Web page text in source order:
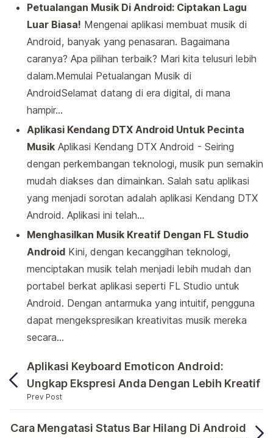
Petualangan Musik Di Android: Ciptakan Lagu
Luar Biasa! Mengenai aplikasi membuat musik di
Android, banyak yang penasaran. Bagaimana
caranya? Apa pilihan terbaik? Mari kita telusuri lebih
dalam.Memulai Petualangan Musik di
AndroidSelamat datang di era digital, di mana
hampir…
Aplikasi Kendang DTX Android Untuk Pecinta
Musik Aplikasi Kendang DTX Android - Seiring
dengan perkembangan teknologi, musik pun semakin
mudah diakses dan dimainkan. Salah satu aplikasi
yang menjadi sorotan adalah aplikasi Kendang DTX
Android. Aplikasi ini telah…
Menghasilkan Musik Kreatif Dengan FL Studio
Android Kini, dengan kecanggihan teknologi,
menciptakan musik telah menjadi lebih mudah dan
portabel berkat aplikasi seperti FL Studio untuk
Android. Dengan antarmuka yang intuitif, pengguna
dapat mengekspresikan kreativitas musik mereka
secara…
Aplikasi Keyboard Emoticon Android:
Ungkap Ekspresi Anda Dengan Lebih Kreatif
Prev Post
Mengisi momen-momen santai dengan musik
Cara Mengatasi Status Bar Hilang Di Android